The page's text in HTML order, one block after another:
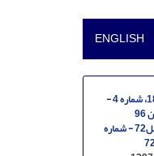
ENGLISH
دوره 18، شماره 4 -
زمستان 96
مسلسل72 - شماره